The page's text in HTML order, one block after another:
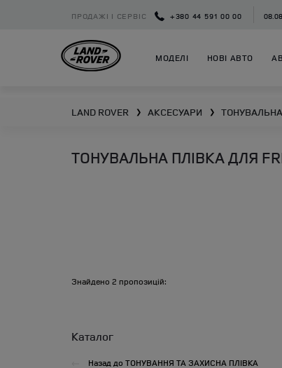
ПРОДАЖІ І СЕРВІС +380 44 591 00 00
МОДЕЛІ НОВІ АВТО
LAND ROVER ❯ АКСЕСУАРИ ❯
ТОНУВАЛЬНА ПЛІВКА ДЛЯ
Знайдено 2 пропозицій:
Каталог
Назад до ТОНУВАННЯ ТА ЗАХИСНА ПЛІВКА